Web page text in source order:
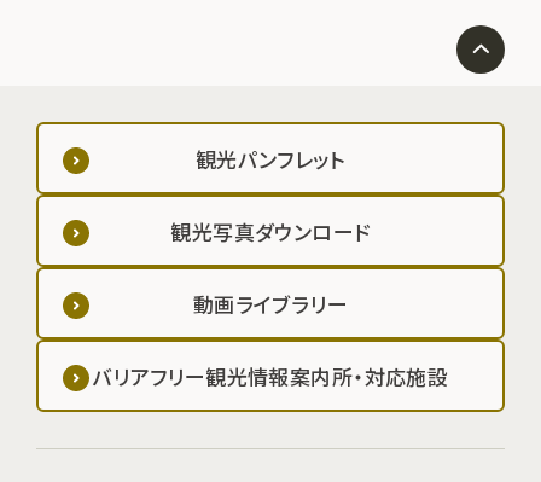
観光パンフレット
観光写真ダウンロード
動画ライブラリー
バリアフリー観光情報案内所・対応施設